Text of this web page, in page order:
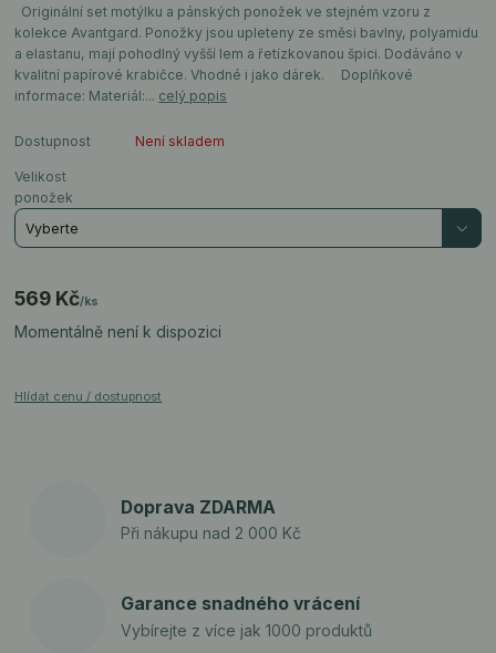
Originální set motýlku a pánských ponožek ve stejném vzoru z
kolekce Avantgard. Ponožky jsou upleteny ze směsi bavlny, polyamidu
a elastanu, mají pohodlný vyšší lem a řetízkovanou špici. Dodáváno v
kvalitní papírové krabičce. Vhodné i jako dárek. Doplňkové
informace: Materiál:... celý popis
Dostupnost Není skladem
Velikost
ponožek
569 Kč/ks
Momentálně není k dispozici
Hlídat cenu / dostupnost
Doprava ZDARMA
Při nákupu nad 2 000 Kč
Garance snadného vrácení
Vybírejte z více jak 1000 produktů